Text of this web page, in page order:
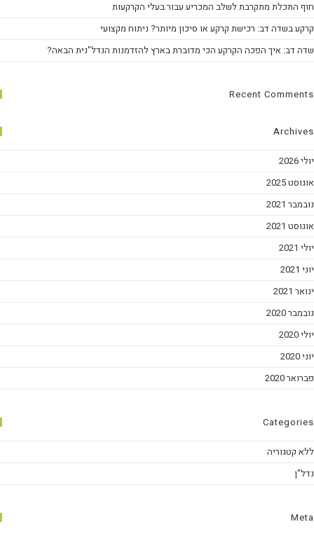
חוף התכלת מתקרבת לשלב המכריע עבור בעלי הקרקעות
קרקע בשדה דב: רכישת קרקע או סיכון מיותר? ניתוח מקצועי
שדה דב: איך הפכה הקרקע הכי מדוברת בארץ להזדמנות הנדל"נית הבאה?
Recent Comments
Archives
יולי 2026
אוגוסט 2025
נובמבר 2021
אוגוסט 2021
יולי 2021
יוני 2021
ינואר 2021
נובמבר 2020
יולי 2020
יוני 2020
פברואר 2020
Categories
ללא קטגוריה
נדל"ן
Meta